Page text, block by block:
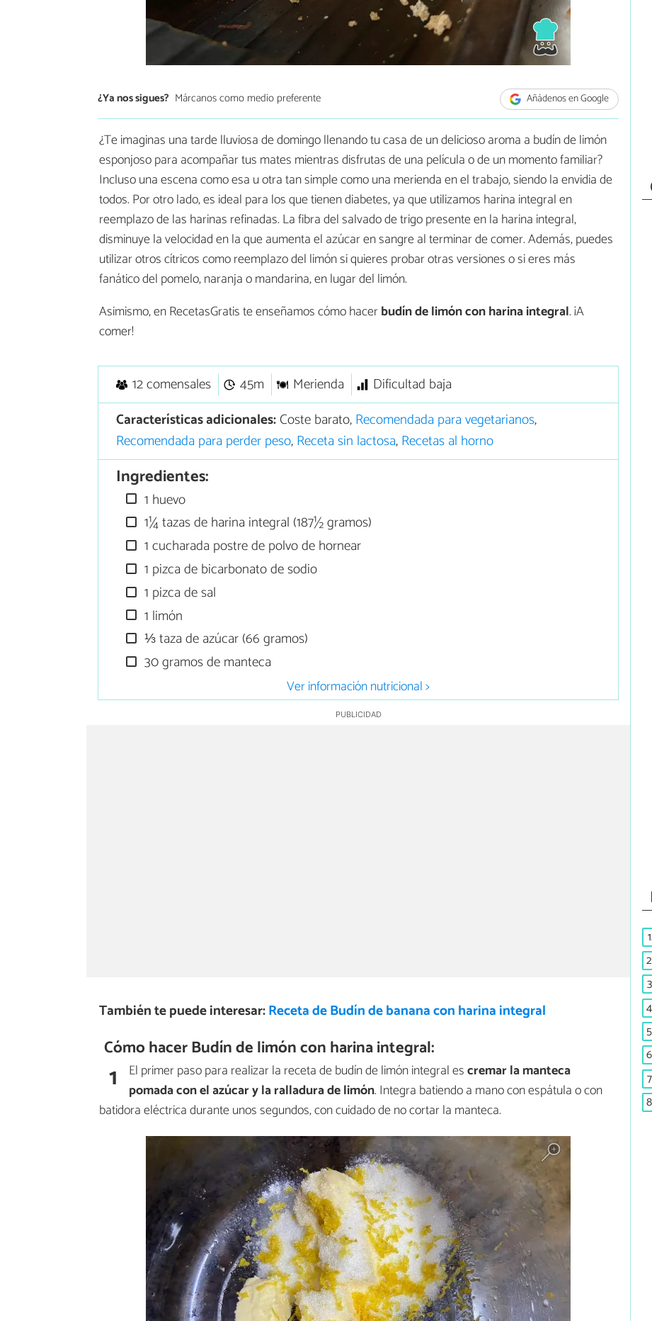
¿Ya nos sigues? Márcanos como medio preferente Añádenos en Google
¿Te imaginas una tarde lluviosa de domingo llenando tu casa de un delicioso aroma a budín de limón
esponjoso para acompañar tus mates mientras disfrutas de una película o de un momento familiar?
Incluso una escena como esa u otra tan simple como una merienda en el trabajo, siendo la envidia de
todos. Por otro lado, es ideal para los que tienen diabetes, ya que utilizamos harina integral en
reemplazo de las harinas refinadas. La fibra del salvado de trigo presente en la harina integral,
disminuye la velocidad en la que aumenta el azúcar en sangre al terminar de comer. Además, puedes
utilizar otros cítricos como reemplazo del limón si quieres probar otras versiones o si eres más
fanático del pomelo, naranja o mandarina, en lugar del limón.
Asimismo, en RecetasGratis te enseñamos cómo hacerbudín de limón con harina integral. ¡A
comer!
12 comensales 45m Merienda
Dificultad baja
Características adicionales:Coste barato,Recomendada para vegetarianos,
Recomendada para perder peso,Receta sin lactosa,Recetas al horno
Ingredientes:
1 huevo
1¼ tazas de harina integral (187½ gramos)
1 cucharada postre de polvo de hornear
1 pizca de bicarbonato de sodio
1 pizca de sal
1 limón
⅓ taza de azúcar (66 gramos)
30 gramos de manteca
Ver información nutricional >
También te puede interesar:Receta de Budín de banana con harina integral
Cómo hacer Budín de limón con harina integral:
1 El primer paso para realizar la receta de budín de limón integral escremar la manteca
pomada con el azúcar y la ralladura de limón. Integra batiendo a mano con espátula o con
batidora eléctrica durante unos segundos, con cuidado de no cortar la manteca.
1.